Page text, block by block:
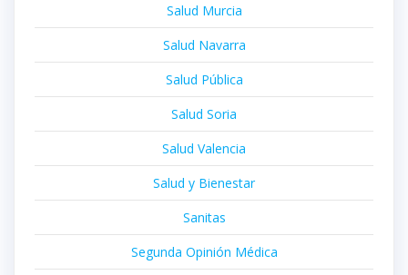
Salud Murcia
Salud Navarra
Salud Pública
Salud Soria
Salud Valencia
Salud y Bienestar
Sanitas
Segunda Opinión Médica